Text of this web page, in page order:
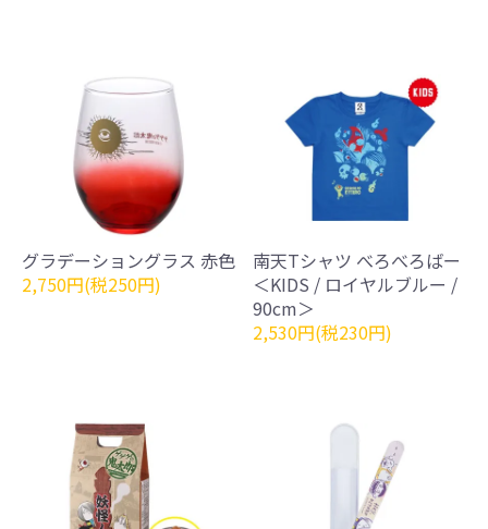
グラデーショングラス 赤色
2,750円(税250円)
南天Tシャツ べろべろばー
＜KIDS / ロイヤルブルー /
90cm＞
2,530円(税230円)